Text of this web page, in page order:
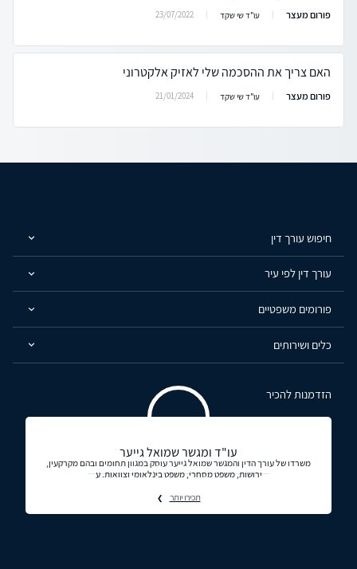
פורום מעצר עו"ד שי שקד 23/07/2022
האם צריך את ההסכמה שלי לאזיק אלקטרוני
פורום מעצר עו"ד שי שקד 21/01/2024
חיפוש עורך דין
עורך דין לפי עיר
פורומים משפטיים
כלים ושירותים
הזדמנות להכיר
עו"ד ומגשר שמואל גייער
משרדו של עורך הדין והמגשר שמואל גייער עוסק במגוון תחומים ובהם מקרקעין,
ירושות, משפט מסחרי, משפט בינלאומי וצוואות. ע
תכירו יותר